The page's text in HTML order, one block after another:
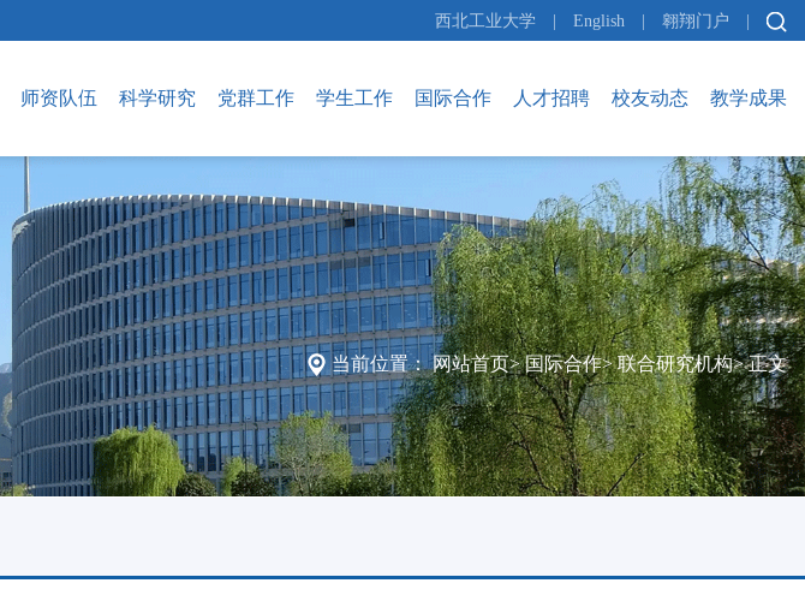
西北工业大学 English 翱翔门户
师资队伍 科学研究 党群工作 学生工作 国际合作 人才招聘 校友动态 教学成果
当前位置： 网站首页> 国际合作> 联合研究机构> 正文